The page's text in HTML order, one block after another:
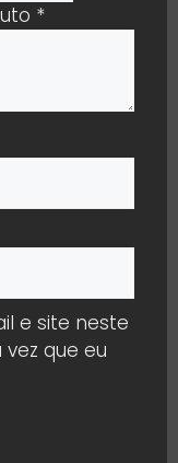
*
e site neste
que eu